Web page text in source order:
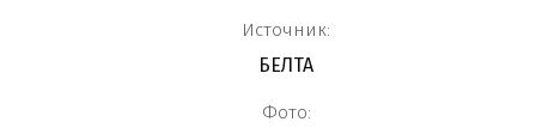
Источник:
БЕЛТА
Фото: